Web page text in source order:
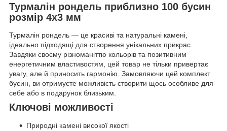
Турмалін рондель приблизно 100 бусин
розмір 4x3 мм
Турмалін рондель — це красиві та натуральні камені,
ідеально підходящі для створення унікальних прикрас.
Завдяки своєму різноманіттю кольорів та позитивним
енергетичним властивостям, цей товар не тільки привертає
увагу, але й приносить гармонію. Замовляючи цей комплект
бусин, ви отримуєте можливість створити щось особливе для
себе або в подарунок близьким.
Ключові можливості
Природні камені високої якості